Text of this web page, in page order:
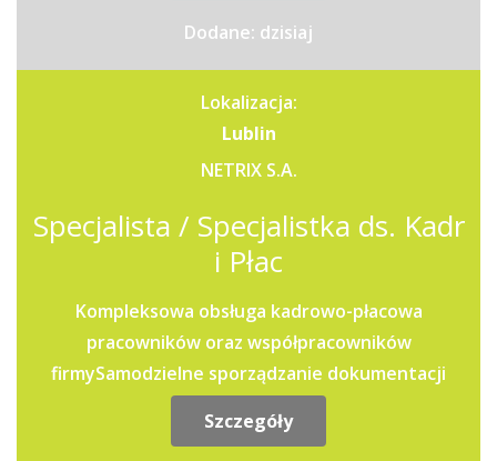
Dodane: dzisiaj
Lokalizacja:
Lublin
NETRIX S.A.
Specjalista / Specjalistka ds. Kadr
i Płac
Kompleksowa obsługa kadrowo-płacowa
pracowników oraz współpracowników
firmySamodzielne sporządzanie dokumentacji
pracowniczej - umów, aneksów,...
Szczegóły